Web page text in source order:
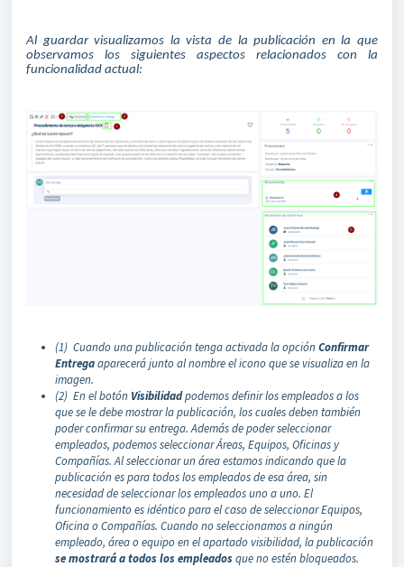
Al guardar visualizamos la vista de la publicación en la que
observamos los siguientes aspectos relacionados con la
funcionalidad actual:
(1) Cuando una publicación tenga activada la opción Confirmar
Entregaaparecerá junto al nombre el icono que se visualiza en la
imagen.
(2) En el botón Visibilidadpodemos definir los empleados a los
que se le debe mostrar la publicación, los cuales deben también
poder confirmar su entrega. Además de poder seleccionar
empleados, podemos seleccionar Áreas, Equipos, Oficinas y
Compañías. Al seleccionar un área estamos indicando que la
publicación es para todos los empleados de esa área, sin
necesidad de seleccionar los empleados uno a uno. El
funcionamiento es idéntico para el caso de seleccionar Equipos,
Oficina o Compañías. Cuando no seleccionamos a ningún
empleado, área o equipo en el apartado visibilidad, la publicación
se mostrará a todos los empleadosque no estén bloqueados.